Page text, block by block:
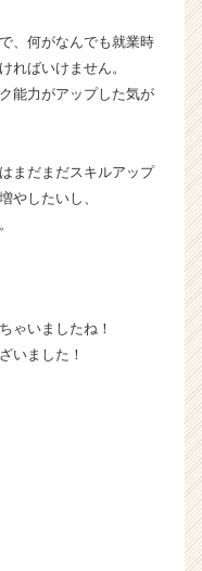
、何がなんでも就業時
ればいけません。
能力がアップした気が
まだまだスキルアップ
やしたいし、
ゃいましたね！
いました！